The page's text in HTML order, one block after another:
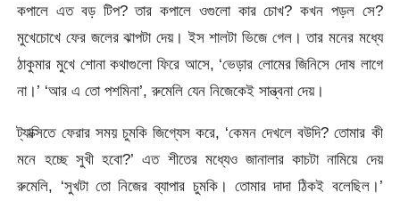
কপালে এত বড় টিপ? তার কপালে ওগুলো কার চোখ? কখন পড়ল সে?
মুখেচোখে ফের জলের ঝাপটা দেয়। ইস শালটা ভিজে গেল। তার মনের মধ্যে
ঠাকুমার মুখে শোনা কথাগুলো ফিরে আসে, ‘ভেড়ার লোমের জিনিসে দোষ লাগে
না।’ ‘আর এ তো পশমিনা’, রুমেলি যেন নিজেকেই সান্ত্বনা দেয়।
ট্যাক্সিতে ফেরার সময় চুমকি জিগ্যেস করে, ‘কেমন দেখলে বউদি? তোমার কী
মনে হচ্ছে সুখী হবো?’ এত শীতের মধ্যেও জানালার কাচটা নামিয়ে দেয়
রুমেলি, ‘সুখটা তো নিজের ব্যাপার চুমকি। তোমার দাদা ঠিকই বলেছিল।’